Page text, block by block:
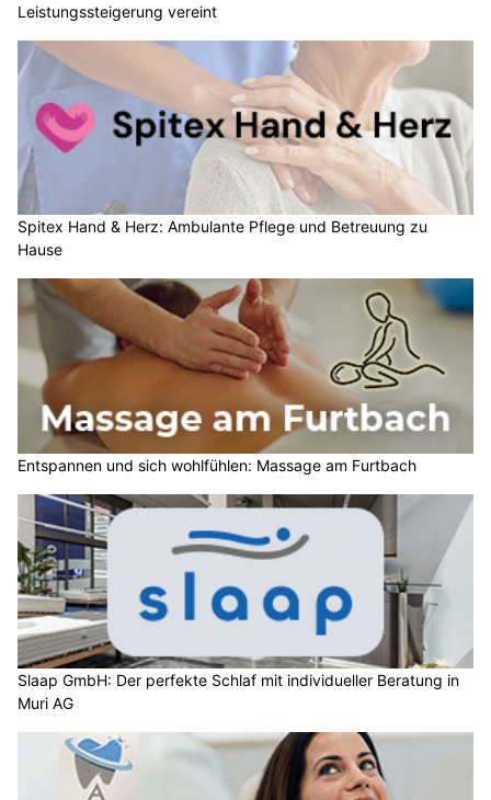
Leistungssteigerung vereint
Spitex Hand & Herz: Ambulante Pflege und Betreuung zu
Hause
Entspannen und sich wohlfühlen: Massage am Furtbach
Slaap GmbH: Der perfekte Schlaf mit individueller Beratung in
Muri AG